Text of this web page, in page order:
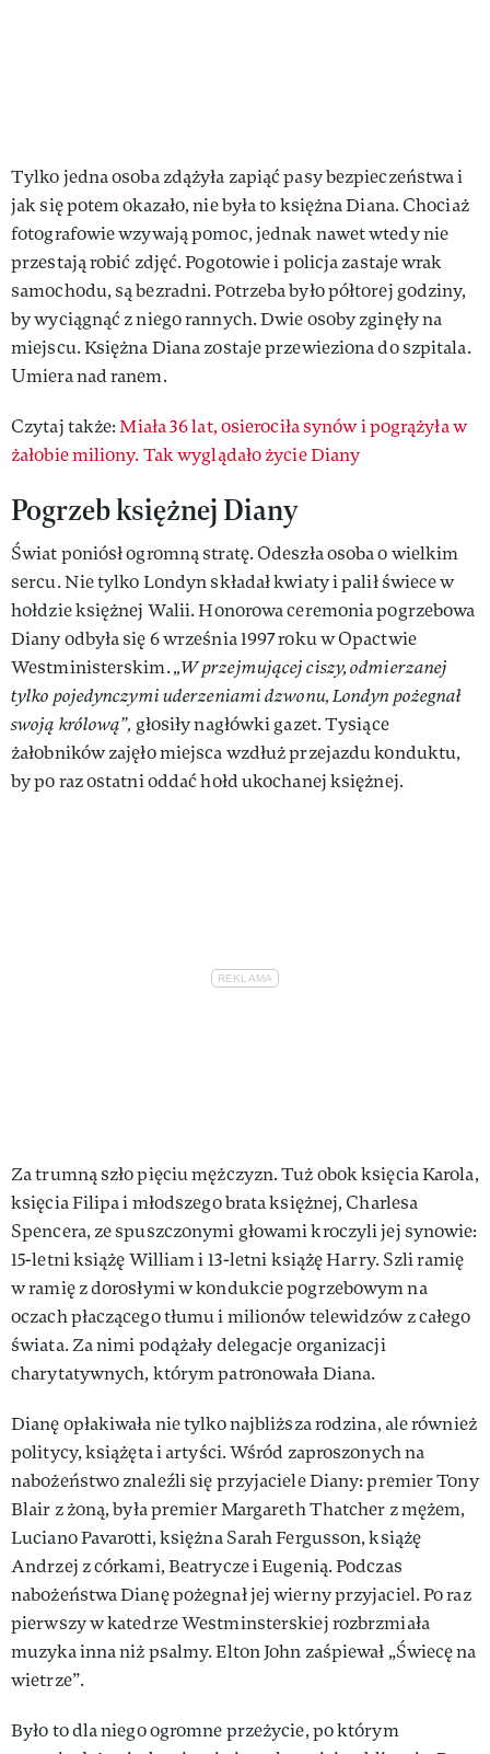
Tylko jedna osoba zdążyła zapiąć pasy bezpieczeństwa i
jak się potem okazało, nie była to księżna Diana. Chociaż
fotografowie wzywają pomoc, jednak nawet wtedy nie
przestają robić zdjęć. Pogotowie i policja zastaje wrak
samochodu, są bezradni. Potrzeba było półtorej godziny,
by wyciągnąć z niego rannych. Dwie osoby zginęły na
miejscu. Księżna Diana zostaje przewieziona do szpitala.
Umiera nad ranem.
Czytaj także:Miała 36 lat, osierociła synów i pogrążyła w
żałobie miliony. Tak wyglądało życie Diany
Pogrzeb księżnej Diany
Świat poniósł ogromną stratę. Odeszła osoba o wielkim
sercu. Nie tylko Londyn składał kwiaty i palił świece w
hołdzie księżnej Walii. Honorowa ceremonia pogrzebowa
Diany odbyła się 6 września 1997 roku w Opactwie
Westministerskim.„W przejmującej ciszy, odmierzanej
tylko pojedynczymi uderzeniami dzwonu, Londyn pożegnał
swoją królową”, głosiły nagłówki gazet. Tysiące
żałobników zajęło miejsca wzdłuż przejazdu konduktu,
by po raz ostatni oddać hołd ukochanej księżnej.
Za trumną szło pięciu mężczyzn. Tuż obok księcia Karola,
księcia Filipa i młodszego brata księżnej, Charlesa
Spencera, ze spuszczonymi głowami kroczyli jej synowie:
15-letni książę William i 13-letni książę Harry. Szli ramię
w ramię z dorosłymi w kondukcie pogrzebowym na
oczach płaczącego tłumu i milionów telewidzów z całego
świata. Za nimi podążały delegacje organizacji
charytatywnych, którym patronowała Diana.
Dianę opłakiwała nie tylko najbliższa rodzina, ale również
politycy, książęta i artyści. Wśród zaproszonych na
nabożeństwo znaleźli się przyjaciele Diany: premier Tony
Blair z żoną, była premier Margareth Thatcher z mężem,
Luciano Pavarotti, księżna Sarah Fergusson, książę
Andrzej z córkami, Beatrycze i Eugenią. Podczas
nabożeństwa Dianę pożegnał jej wierny przyjaciel. Po raz
pierwszy w katedrze Westminsterskiej rozbrzmiała
muzyka inna niż psalmy. Elton John zaśpiewał „Świecę na
wietrze”.
Było to dla niego ogromne przeżycie, po którym